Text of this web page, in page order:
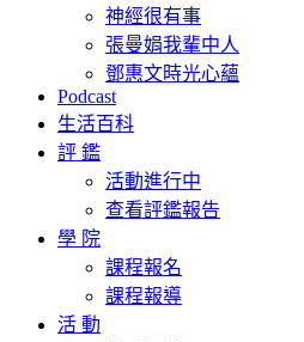
神經很有事
張曼娟我輩中人
鄧惠文時光心蘊
Podcast
生活百科
評 鑑
活動進行中
查看評鑑報告
學 院
課程報名
課程報導
活 動